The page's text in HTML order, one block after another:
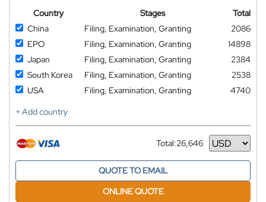
Country
Stages
Total
China
Filing, Examination, Granting
2086
EPO
Filing, Examination, Granting
14898
Japan
Filing, Examination, Granting
2384
South Korea
Filing, Examination, Granting
2538
USA
Filing, Examination, Granting
4740
+ Add country
Total:26,646
Currency
QUOTE TO EMAIL
ONLINE QUOTE